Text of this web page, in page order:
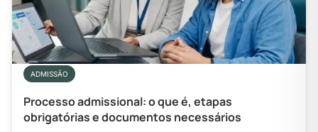
ADMISSÃO
Processo admissional: o que é, etapas
obrigatórias e documentos necessários